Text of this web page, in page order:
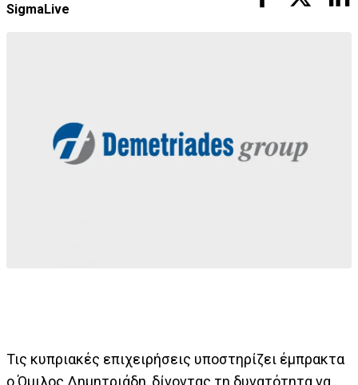
SigmaLive
Τις κυπριακές επιχειρήσεις υποστηρίζει έμπρακτα